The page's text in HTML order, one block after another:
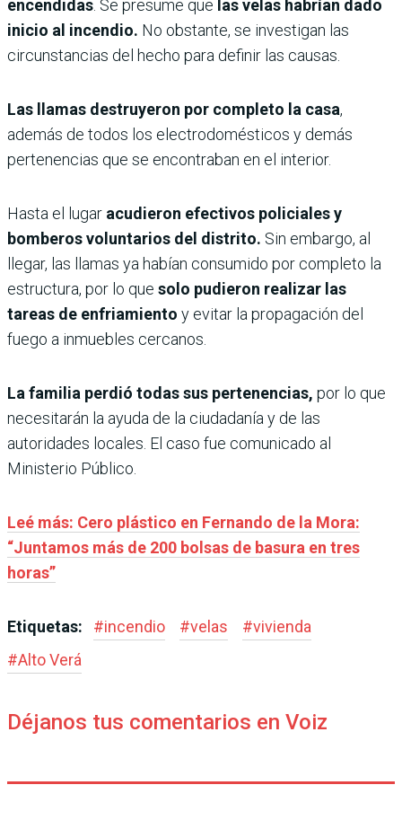
encendidas . Se presume que las velas habrían dado
inicio al incendio. No obstante, se investigan las
circunstancias del hecho para definir las causas.
Las llamas destruyeron por completo la casa,
además de todos los electrodomésticos y demás
pertenencias que se encontraban en el interior.
Hasta el lugar acudieron efectivos policiales y
bomberos voluntarios del distrito. Sin embargo, al
llegar, las llamas ya habían consumido por completo la
estructura, por lo que solo pudieron realizar las
tareas de enfriamiento y evitar la propagación del
fuego a inmuebles cercanos.
La familia perdió todas sus pertenencias, por lo que
necesitarán la ayuda de la ciudadanía y de las
autoridades locales. El caso fue comunicado al
Ministerio Público.
Leé más: Cero plástico en Fernando de la Mora:
“Juntamos más de 200 bolsas de basura en tres
horas”
Etiquetas: #incendio #velas #vivienda
#Alto Verá
Déjanos tus comentarios en Voiz